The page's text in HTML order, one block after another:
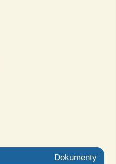
Dokumenty